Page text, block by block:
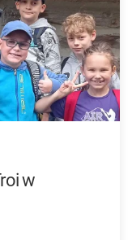
w